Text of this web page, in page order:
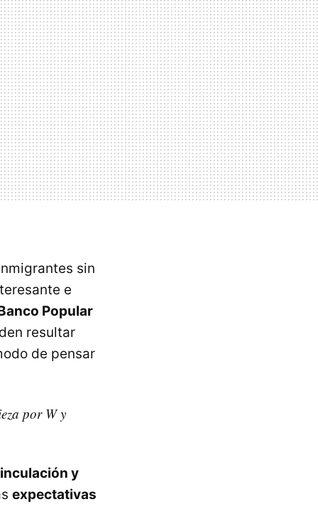
sin
e
Popular
resultar
de pensar
por W y
y
expectativas